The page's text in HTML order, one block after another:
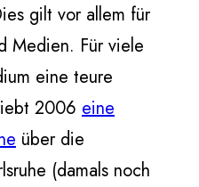
gilt vor allem für
Medien. Für viele
eine teure
2006 eine
über die
(damals noch